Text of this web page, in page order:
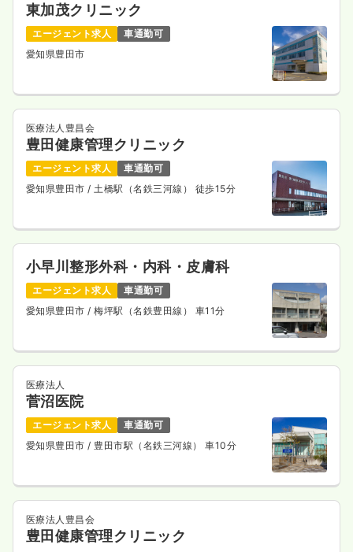
東加茂クリニック
エージェント求人
車通勤可
愛知県豊田市
医療法人豊昌会
豊田健康管理クリニック
エージェント求人
車通勤可
愛知県豊田市/ 土橋駅（名鉄三河線） 徒歩15分
小早川整形外科・内科・皮膚科
エージェント求人
車通勤可
愛知県豊田市/ 梅坪駅（名鉄豊田線） 車11分
医療法人
菅沼医院
エージェント求人
車通勤可
愛知県豊田市/ 豊田市駅（名鉄三河線） 車10分
医療法人豊昌会
豊田健康管理クリニック